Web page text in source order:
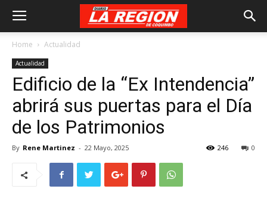
Home Actualidad
Actualidad
Edificio de la “Ex Intendencia”
abrirá sus puertas para el Día
de los Patrimonios
By Rene Martinez - 22 Mayo, 2025 0
246